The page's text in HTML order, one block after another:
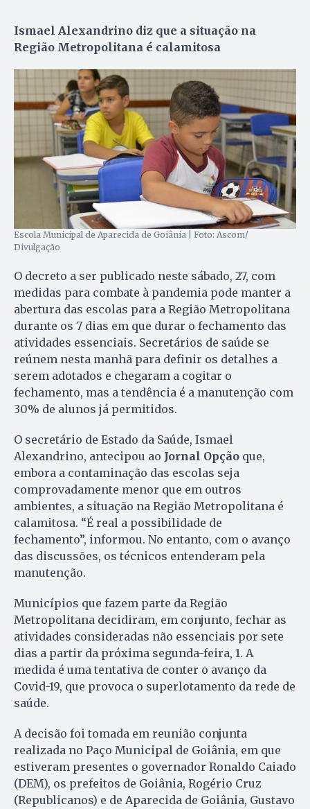
Ismael Alexandrino diz que a situação na
Região Metropolitana é calamitosa
Escola Municipal de Aparecida de Goiânia | Foto: Ascom/
Divulgação
O decreto a ser publicado neste sábado, 27, com
medidas para combate à pandemia pode manter a
abertura das escolas para a Região Metropolitana
durante os 7 dias em que durar o fechamento das
atividades essenciais. Secretários de saúde se
reúnem nesta manhã para definir os detalhes a
serem adotados e chegaram a cogitar o
fechamento, mas a tendência é a manutenção com
30% de alunos já permitidos.
O secretário de Estado da Saúde, Ismael
Alexandrino, antecipou ao Jornal Opção que,
embora a contaminação das escolas seja
comprovadamente menor que em outros
ambientes, a situação na Região Metropolitana é
calamitosa. “É real a possibilidade de
fechamento”, informou. No entanto, com o avanço
das discussões, os técnicos entenderam pela
manutenção.
Municípios que fazem parte da Região
Metropolitana decidiram, em conjunto, fechar as
atividades consideradas não essenciais por sete
dias a partir da próxima segunda-feira, 1. A
medida é uma tentativa de conter o avanço da
Covid-19, que provoca o superlotamento da rede de
saúde.
A decisão foi tomada em reunião conjunta
realizada no Paço Municipal de Goiânia, em que
estiveram presentes o governador Ronaldo Caiado
(DEM), os prefeitos de Goiânia, Rogério Cruz
(Republicanos) e de Aparecida de Goiânia, Gustavo